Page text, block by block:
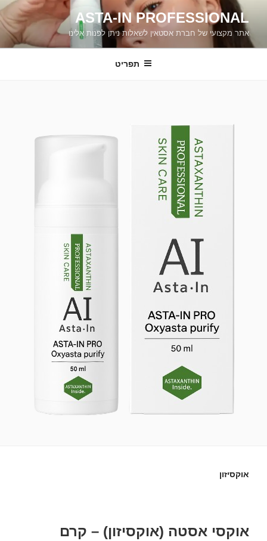
לתוכןASTA-IN PROFESSIONAL
אתר מקצועי של חברת אסטאין לשאלות ניתן לפנות אלינו
תפריט
אוקסיזון
אוקסי אסטה (אוקסיזון) – קרם